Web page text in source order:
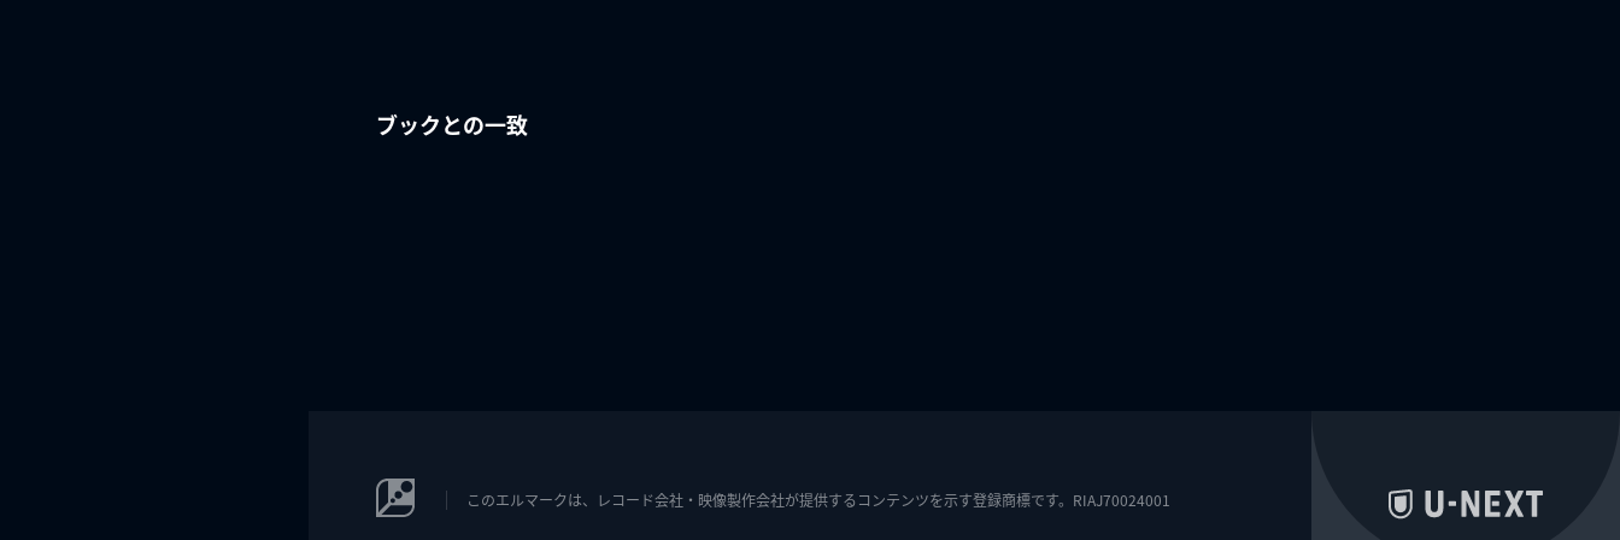
ブックとの一致
このエルマークは、レコード会社・映像製作会社が提供するコンテンツを示す登録商標です。RIAJ70024001